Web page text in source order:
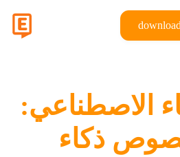
download
الاصطناعي:
ذكاء